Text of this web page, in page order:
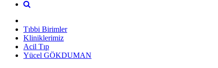
Tıbbi Birimler
Kliniklerimiz
Acil Tıp
Yücel GÖKDUMAN